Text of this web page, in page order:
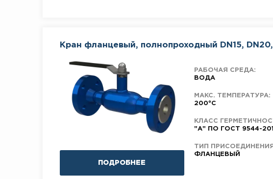
Кран фланцевый, полнопроходный DN15,
ПОДРОБНЕЕ
РАБОЧАЯ СРЕДА:
ВОДА
МАКС. ТЕМПЕРАТУРА:
200°C
КЛАСС
"А" ПО ГОСТ 9544-
ТИП
ФЛАНЦЕВЫЙ